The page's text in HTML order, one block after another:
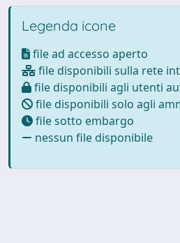
Legenda icone
file ad accesso aperto
file disponibili sulla rete
file disponibili agli utenti
file disponibili solo agli
file sotto embargo
nessun file disponibile